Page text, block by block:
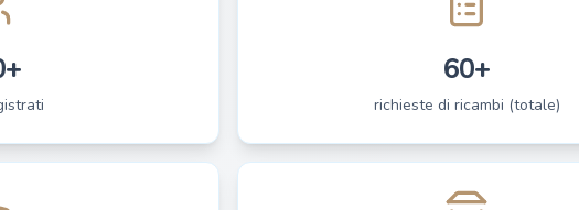
60+
richieste di ricambi (totale)